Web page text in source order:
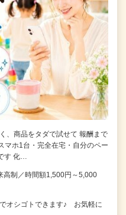
、商品をタダで試せて 報酬まで
マホ1台・完全在宅・自分のペー
す 化…
高制／時間額1,500円～5,000
オシゴトできます♪ お気軽に